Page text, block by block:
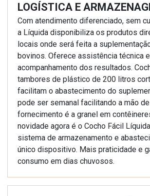
LOGÍSTICA E
Com atendimento diferenciado, sem
a Líquida disponibiliza os produtos
locais onde será feita a
bovinos. Oferece assistência técnica e
acompanhamento dos resultados.
tambores de plástico de 200 litros
facilitam o abastecimento do
pode ser semanal facilitando a mão de
fornecimento é a granel em
novidade agora é o Cocho Fácil
sistema de armazenamento e
único dispositivo. Mais praticidade e
consumo em dias chuvosos.